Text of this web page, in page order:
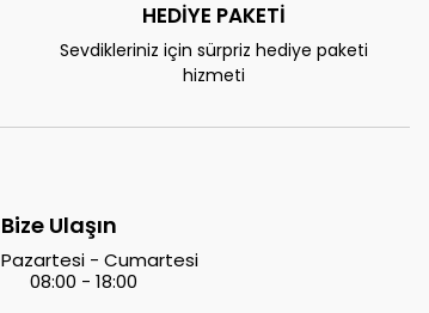
HEDİYE PAKETİ
Sevdikleriniz için sürpriz hediye paketi
hizmeti
Bize Ulaşın
Pazartesi - Cumartesi
08:00 - 18:00